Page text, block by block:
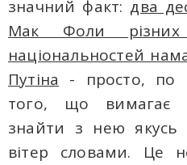
значний факт: два
Мак Фоли різних
національностей
Путіна - просто, по
того, що вимагає
знайти з нею якусь
вітер словами. Це